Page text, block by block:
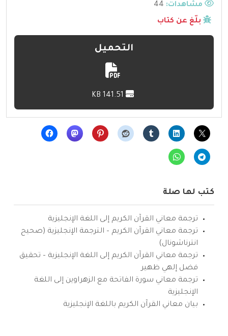
مشاهدات:
بلّغ عن كتاب
التحميل
كتب لها صلة
ترجمة معاني القرآن الكريم إلى اللغة الإنجليزية
ترجمة معاني القرآن الكريم – الترجمة الإنجليزية (صحيح
انترناشونال)
ترجمة معاني القرآن الكريم إلى اللغة الإنجليزية – تحقيق
فضل إلهي ظهير
ترجمة معاني سورة الفاتحة مع الزهراوين إلى اللغة
الإنجليزية
بيان معاني القرآن الكريم باللغة الإنجليزية